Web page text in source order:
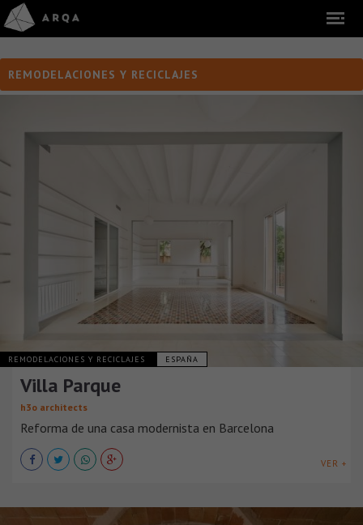
REMODELACIONES Y RECICLAJES
REMODELACIONES Y RECICLAJES ESPAÑA
Villa Parque
h3o architects
Reforma de una casa modernista en Barcelona
VER +